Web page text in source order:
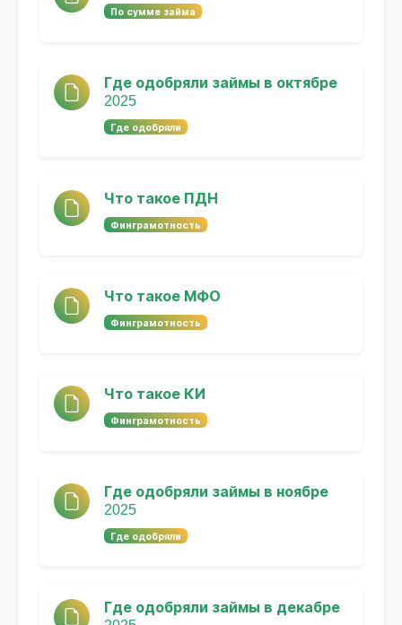
По сумме займа
Где одобряли займы в октябре
2025
Где одобряли
Что такое ПДН
Финграмотность
Что такое МФО
Финграмотность
Что такое КИ
Финграмотность
Где одобряли займы в ноябре
2025
Где одобряли
Где одобряли займы в декабре